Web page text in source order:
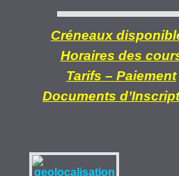
Créneaux
Horaires des
Tarifs – Paiement
Documents d’